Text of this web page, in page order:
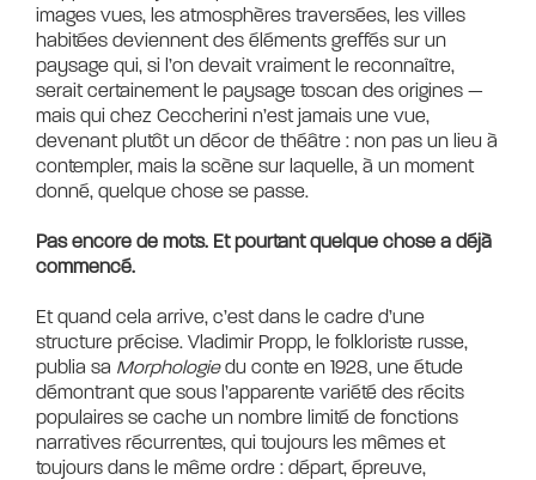
images vues, les atmosphères traversées, les villes
habitées deviennent des éléments greffés sur un
paysage qui, si l’on devait vraiment le reconnaître,
serait certainement le paysage toscan des origines —
mais qui chez Ceccherini n’est jamais une vue,
devenant plutôt un décor de théâtre : non pas un lieu à
contempler, mais la scène sur laquelle, à un moment
donné, quelque chose se passe.
Pas encore de mots. Et pourtant quelque chose a déjà
commencé.
Et quand cela arrive, c’est dans le cadre d’une
structure précise. Vladimir Propp, le folkloriste russe,
publia sa Morphologiedu conte en 1928, une étude
démontrant que sous l’apparente variété des récits
populaires se cache un nombre limité de fonctions
narratives récurrentes, qui toujours les mêmes et
toujours dans le même ordre : départ, épreuve,